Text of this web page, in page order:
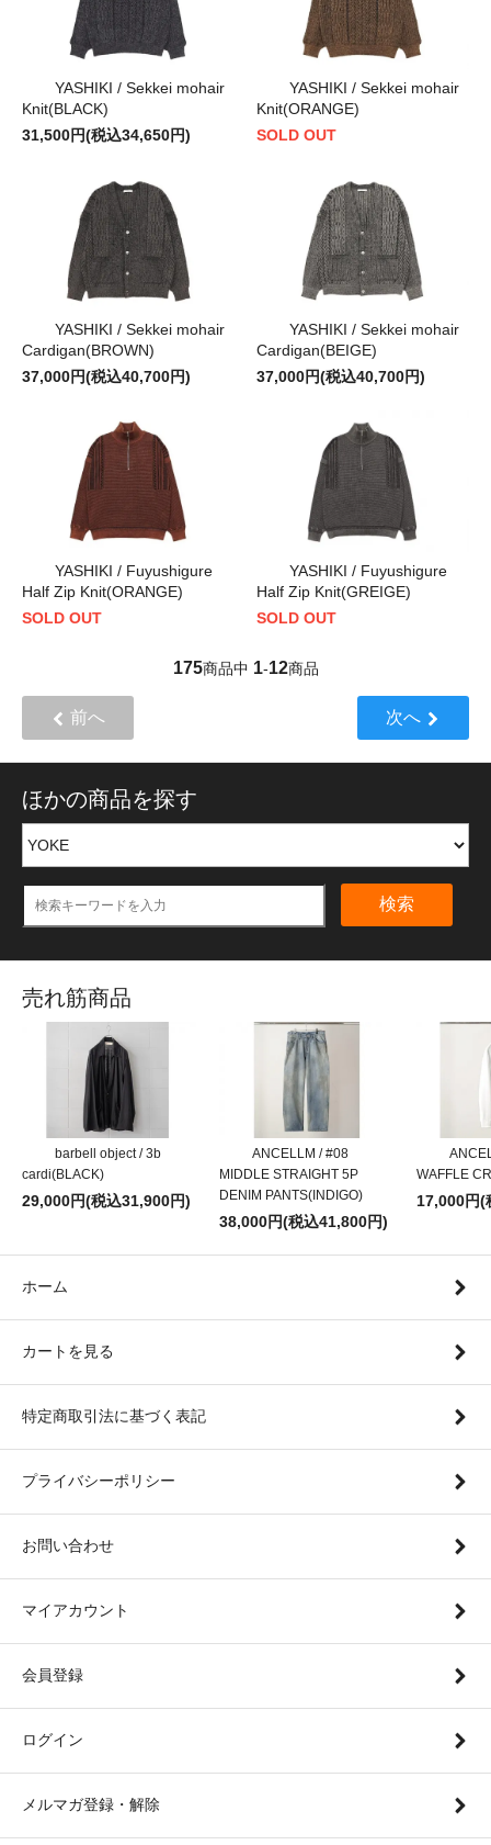
YASHIKI / Sekkei mohair
Knit(BLACK)
31,500円(税込34,650円)
YASHIKI / Sekkei mohair
Knit(ORANGE)
SOLD OUT
YASHIKI / Sekkei mohair
Cardigan(BROWN)
37,000円(税込40,700円)
YASHIKI / Sekkei mohair
Cardigan(BEIGE)
37,000円(税込40,700円)
YASHIKI / Fuyushigure
Half Zip Knit(ORANGE)
SOLD OUT
YASHIKI / Fuyushigure
Half Zip Knit(GREIGE)
SOLD OUT
175商品中 1-12商品
前へ 次へ
ほかの商品を探す
検索
売れ筋商品
barbell object / 3b
cardi(BLACK)
29,000円(税込31,900円)
ANCELLM / #08
MIDDLE STRAIGHT 5P
DENIM PANTS(INDIGO)
38,000円(税込41,800円)
WAFFLE
17,000円(
ホーム
カートを見る
特定商取引法に基づく表記
プライバシーポリシー
お問い合わせ
マイアカウント
会員登録
ログイン
メルマガ登録・解除